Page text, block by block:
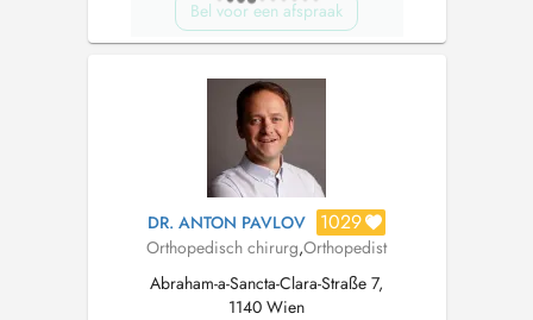
Bel voor een afspraak
DR. ANTON PAVLOV 1029
Orthopedisch chirurg,Orthopedist
Abraham-a-Sancta-Clara-Straße 7,
1140 Wien